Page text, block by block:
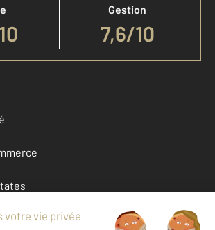
10
Gestion
7,6/10